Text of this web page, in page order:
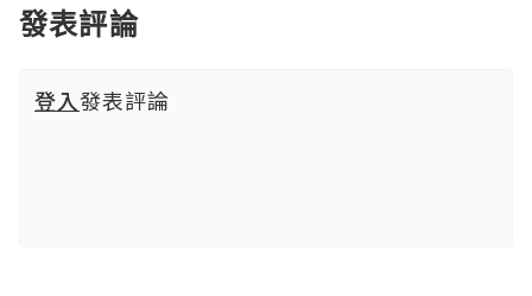
發表評論
登入發表評論